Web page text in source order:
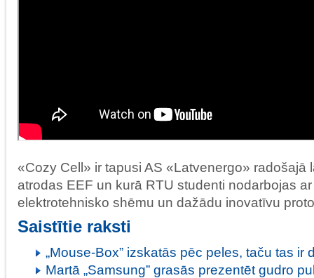
«Cozy Cell» ir tapusi AS «Latvenergo» radošajā
atrodas EEF un kurā RTU studenti nodarbojas
elektrotehnisko shēmu un dažādu inovatīvu
Saistītie raksti
„Mouse-Box” izskatās pēc peles, taču tas ir
Martā „Samsung” grasās prezentēt gudro